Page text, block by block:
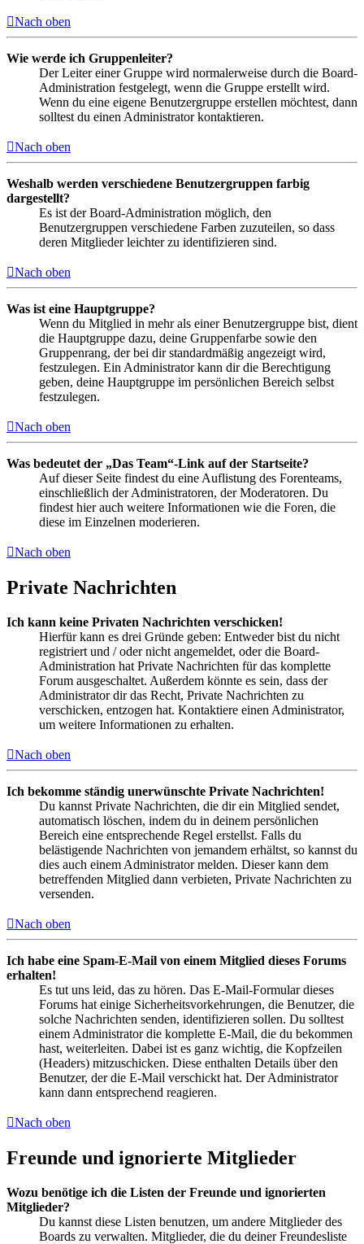
Nach oben
Wie werde ich Gruppenleiter?
Der Leiter einer Gruppe wird normalerweise durch die Board-
Administration festgelegt, wenn die Gruppe erstellt wird.
Wenn du eine eigene Benutzergruppe erstellen möchtest, dann
solltest du einen Administrator kontaktieren.
Nach oben
Weshalb werden verschiedene Benutzergruppen farbig
dargestellt?
Es ist der Board-Administration möglich, den
Benutzergruppen verschiedene Farben zuzuteilen, so dass
deren Mitglieder leichter zu identifizieren sind.
Nach oben
Was ist eine Hauptgruppe?
Wenn du Mitglied in mehr als einer Benutzergruppe bist, dient
die Hauptgruppe dazu, deine Gruppenfarbe sowie den
Gruppenrang, der bei dir standardmäßig angezeigt wird,
festzulegen. Ein Administrator kann dir die Berechtigung
geben, deine Hauptgruppe im persönlichen Bereich selbst
festzulegen.
Nach oben
Was bedeutet der „Das Team“-Link auf der Startseite?
Auf dieser Seite findest du eine Auflistung des Forenteams,
einschließlich der Administratoren, der Moderatoren. Du
findest hier auch weitere Informationen wie die Foren, die
diese im Einzelnen moderieren.
Nach oben
Private Nachrichten
Ich kann keine Privaten Nachrichten verschicken!
Hierfür kann es drei Gründe geben: Entweder bist du nicht
registriert und / oder nicht angemeldet, oder die Board-
Administration hat Private Nachrichten für das komplette
Forum ausgeschaltet. Außerdem könnte es sein, dass der
Administrator dir das Recht, Private Nachrichten zu
verschicken, entzogen hat. Kontaktiere einen Administrator,
um weitere Informationen zu erhalten.
Nach oben
Ich bekomme ständig unerwünschte Private Nachrichten!
Du kannst Private Nachrichten, die dir ein Mitglied sendet,
automatisch löschen, indem du in deinem persönlichen
Bereich eine entsprechende Regel erstellst. Falls du
belästigende Nachrichten von jemandem erhältst, so kannst du
dies auch einem Administrator melden. Dieser kann dem
betreffenden Mitglied dann verbieten, Private Nachrichten zu
versenden.
Nach oben
Ich habe eine Spam-E-Mail von einem Mitglied dieses Forums
erhalten!
Es tut uns leid, das zu hören. Das E-Mail-Formular dieses
Forums hat einige Sicherheitsvorkehrungen, die Benutzer, die
solche Nachrichten senden, identifizieren sollen. Du solltest
einem Administrator die komplette E-Mail, die du bekommen
hast, weiterleiten. Dabei ist es ganz wichtig, die Kopfzeilen
(Headers) mitzuschicken. Diese enthalten Details über den
Benutzer, der die E-Mail verschickt hat. Der Administrator
kann dann entsprechend reagieren.
Nach oben
Freunde und ignorierte Mitglieder
Wozu benötige ich die Listen der Freunde und ignorierten
Mitglieder?
Du kannst diese Listen benutzen, um andere Mitglieder des
Boards zu verwalten. Mitglieder, die du deiner Freundesliste